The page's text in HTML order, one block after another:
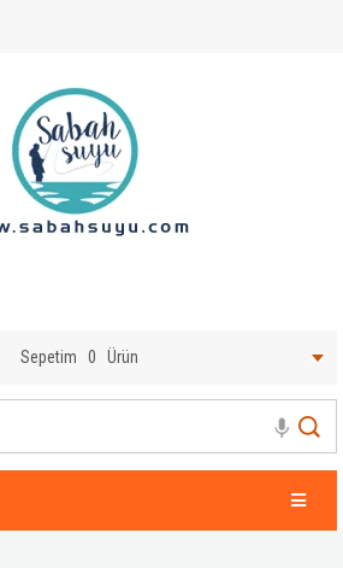
Sepetim 0 Ürün